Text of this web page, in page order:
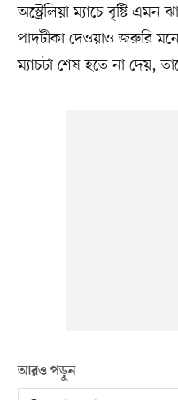
অস্ট্রেলিয়া ম্যাচে বৃষ্টি
পাদটীকা দেওয়াও জরুরি
ম্যাচটা শেষ হতে না দেয়,
আরও পড়ুন